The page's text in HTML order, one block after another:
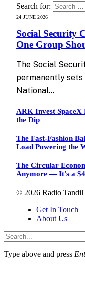
Search for:
24 JUNE 2026
Social Security
One Group
The Social
permanently sets
National…
ARK Invest SpaceX
the Dip
The Fast-Fashion
Load Powering the
The Circular
Anymore — It’s a
© 2026 Radio Tandil
Get In Touch
About Us
Type above and press